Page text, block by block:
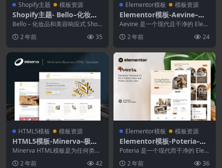
Shopify主题 模板资源
Shopify主题- Bello–化妆品
和美容响应式Shopify主题
Bello – 化妆品和美容响应式 Shopi
2 年前 35
Elementor模板 模板资源
Elementor模板-Aevine–创
意组合和代理Elementor模
板工具包
Aevine 是一个现代且干净的 Elem
想...2 年前 24
HTML5模板 模板资源
HTML5模板-Minerva–极简
主义商业HTML模板
Minerva HTML模板是为任何类型
计，该模板配...
2 年前 42
Elementor模板 模板资源
Elementor模板-Poteria–陶
艺课和Studio Elementor模
板套件
Poteria 是一个现代而干净的 Elem
器...2 年前 36